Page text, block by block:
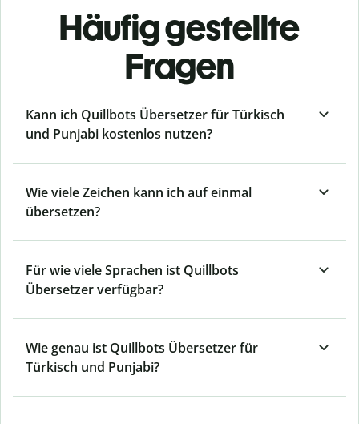
Häufig gestellte
Fragen
Kann ich Quillbots Übersetzer für Türkisch
und Punjabi kostenlos nutzen?
Wie viele Zeichen kann ich auf einmal
übersetzen?
Für wie viele Sprachen ist Quillbots
Übersetzer verfügbar?
Wie genau ist Quillbots Übersetzer für
Türkisch und Punjabi?